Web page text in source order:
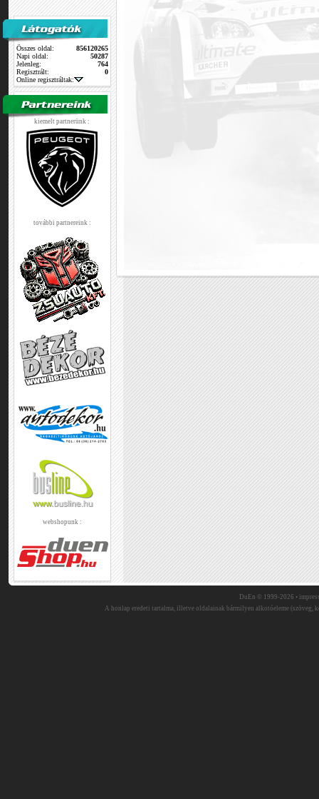
Összes oldal:
856120265
Napi oldal:
50287
Jelenleg:
764
Regisztrált:
0
Online regisztráltak:
kiemelt partnerünk :
további partnereink :
webshopunk :
DuEn © 1999-2026 •
A honlap eredeti tartalma, illetve oldalainak bármilyen alkotóeleme (szöveg,